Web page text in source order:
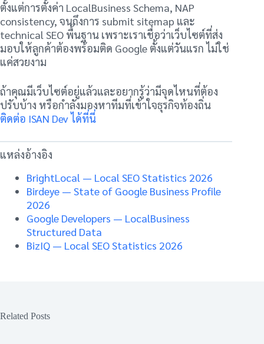
ตั้งแต่การตั้งค่า LocalBusiness Schema, NAP
consistency, จนถึงการ submit sitemap และ
technical SEO พื้นฐาน เพราะเราเชื่อว่าเว็บไซต์ที่ส่ง
มอบให้ลูกค้าต้องพร้อมติด Google ตั้งแต่วันแรก ไม่ใช่
แค่สวยงาม
ถ้าคุณมีเว็บไซต์อยู่แล้วและอยากรู้ว่ามีจุดไหนที่ต้อง
ปรับบ้าง หรือกำลังมองหาทีมที่เข้าใจธุรกิจท้องถิ่น
ติดต่อ ISAN Dev ได้ที่นี่
แหล่งอ้างอิง
BrightLocal — Local SEO Statistics 2026
Birdeye — State of Google Business Profile
2026
Google Developers — LocalBusiness
Structured Data
BizIQ — Local SEO Statistics 2026
Related Posts